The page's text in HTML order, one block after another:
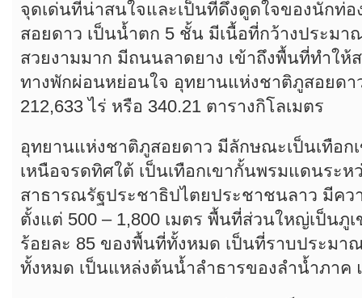
จุดเด่นที่น่าสนใจและเป็นที่ดึงดูดใจของนักท่อ
สอยดาว เป็นน้ำตก 5 ชั้น มีเนื้อที่กว้างประมา
สวยงามมาก มีถนนลาดยาง เข้าถึงพื้นที่ทำให้
ทางพักผ่อนหย่อนใจ อุทยานแห่งชาติภูสอยด
212,633 ไร่ หรือ 340.21 ตารางกิโลเมตร
อุทยานแห่งชาติภูสอยดาว มีลักษณะเป็นเทือ
เหนือจรดทิศใต้ เป็นเทือกเขากั้นพรมแดนระห
สาธารณรัฐประชาธิปไตยประชาชนลาว มีคว
ตั้งแต่ 500 – 1,800 เมตร พื้นที่ส่วนใหญ่เป็นภู
ร้อยละ 85 ของพื้นที่ทั้งหมด เป็นที่ราบประมา
ทั้งหมด เป็นแหล่งต้นน้ำลำธารของลำน้ำภาค